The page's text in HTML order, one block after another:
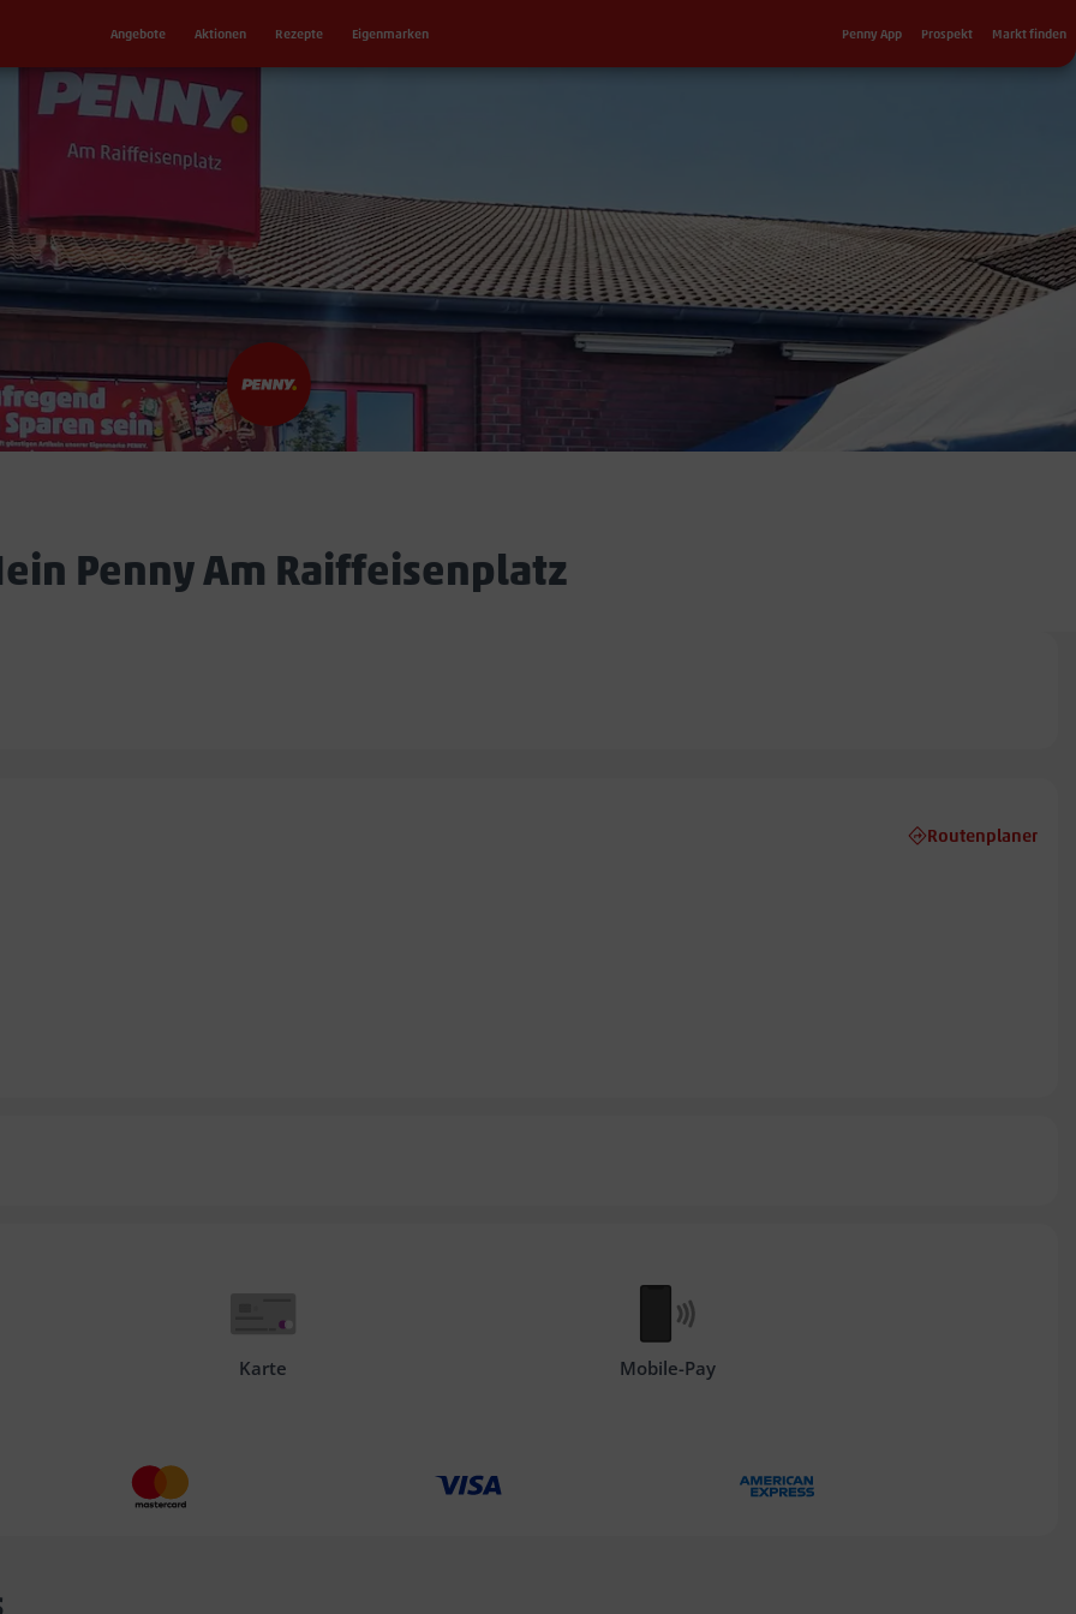
Angebote Aktionen Rezepte Eigenmarken Sekundärnavigation
Penny App Prospekt Markt finden
Penny Am Raiffeisenplatz
Routenplaner
Karte Mobile-Pay